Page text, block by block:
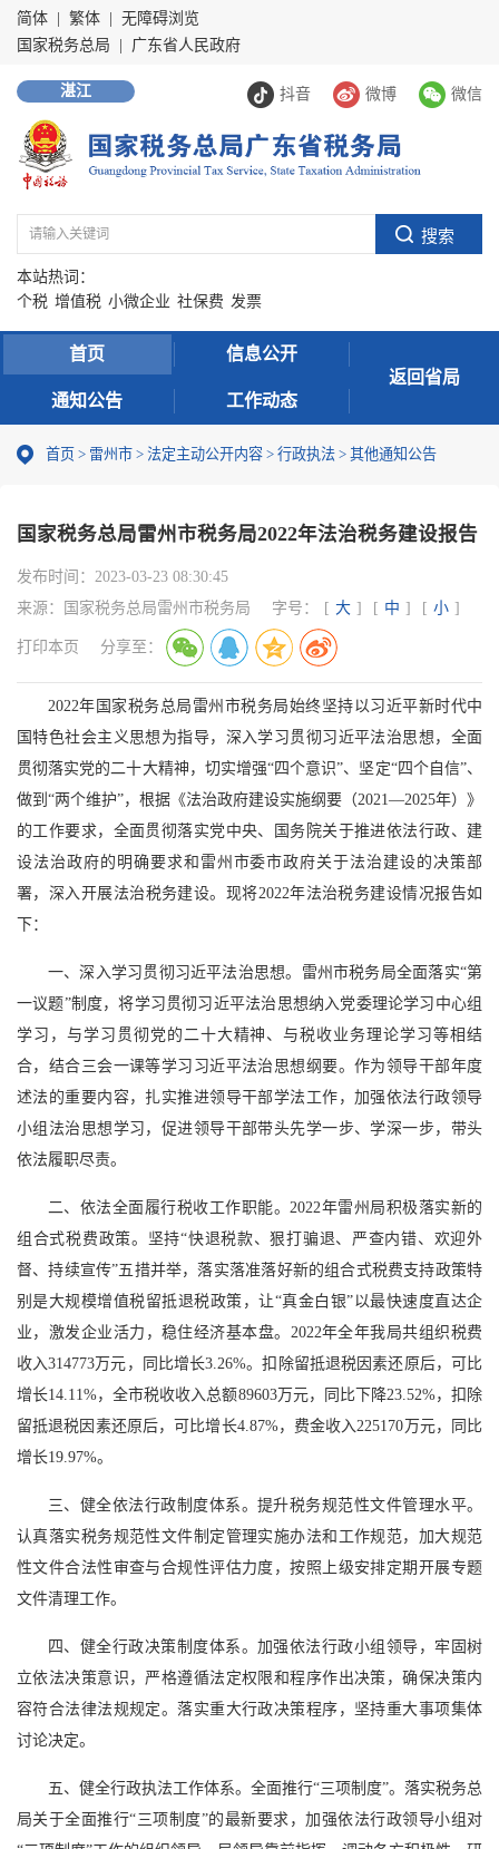
简体 繁体
无障碍浏览
国家税务总局
广东省人民政府
抖音 微博 微信
湛江
本站热词：
个税 增值税 小微企业 社保费 发票
首页 信息公开
通知公告 工作动态
返回省局
首页 > 雷州市 > 法定主动公开内容 > 行政执法 > 其他通知公告
国家税务总局雷州市税务局2022年法治税务建设报告
发布时间： 2023-03-23 08:30:45
来源：
国家税务总局雷州市税务局 字号： [ 大 ] [ 中 ] [ 小 ]
打印本页 分享至：
2022年国家税务总局雷州市税务局始终坚持以习近平新时代中
国特色社会主义思想为指导，深入学习贯彻习近平法治思想，全面
贯彻落实党的二十大精神，切实增强“四个意识”、坚定“四个自信”、
做到“两个维护”，根据《法治政府建设实施纲要（2021—2025年）》
的工作要求，全面贯彻落实党中央、国务院关于推进依法行政、建
设法治政府的明确要求和雷州市委市政府关于法治建设的决策部
署，深入开展法治税务建设。现将2022年法治税务建设情况报告如
下：
一、深入学习贯彻习近平法治思想。雷州市税务局全面落实“第
一议题”制度，将学习贯彻习近平法治思想纳入党委理论学习中心组
学习，与学习贯彻党的二十大精神、与税收业务理论学习等相结
合，结合三会一课等学习习近平法治思想纲要。作为领导干部年度
述法的重要内容，扎实推进领导干部学法工作，加强依法行政领导
小组法治思想学习，促进领导干部带头先学一步、学深一步，带头
依法履职尽责。
二、依法全面履行税收工作职能。2022年雷州局积极落实新的
组合式税费政策。坚持“快退税款、狠打骗退、严查内错、欢迎外
督、持续宣传”五措并举，落实落准落好新的组合式税费支持政策特
别是大规模增值税留抵退税政策，让“真金白银”以最快速度直达企
业，激发企业活力，稳住经济基本盘。2022年全年我局共组织税费
收入314773万元，同比增长3.26%。扣除留抵退税因素还原后，可比
增长14.11%，全市税收收入总额89603万元，同比下降23.52%，扣除
留抵退税因素还原后，可比增长4.87%，费金收入225170万元，同比
增长19.97%。
三、健全依法行政制度体系。提升税务规范性文件管理水平。
认真落实税务规范性文件制定管理实施办法和工作规范，加大规范
性文件合法性审查与合规性评估力度，按照上级安排定期开展专题
文件清理工作。
四、健全行政决策制度体系。加强依法行政小组领导，牢固树
立依法决策意识，严格遵循法定权限和程序作出决策，确保决策内
容符合法律法规规定。落实重大行政决策程序，坚持重大事项集体
讨论决定。
五、健全行政执法工作体系。全面推行“三项制度”。落实税务总
局关于全面推行“三项制度”的最新要求，加强依法行政领导小组对